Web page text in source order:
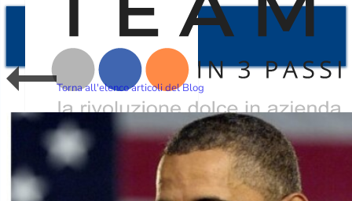
Torna all'elenco articoli del Blog